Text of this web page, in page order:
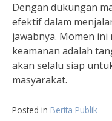
Dengan dukungan
efektif dalam
jawabnya. Momen
keamanan adalah
akan selalu siap
masyarakat.
Posted in Berita Publik